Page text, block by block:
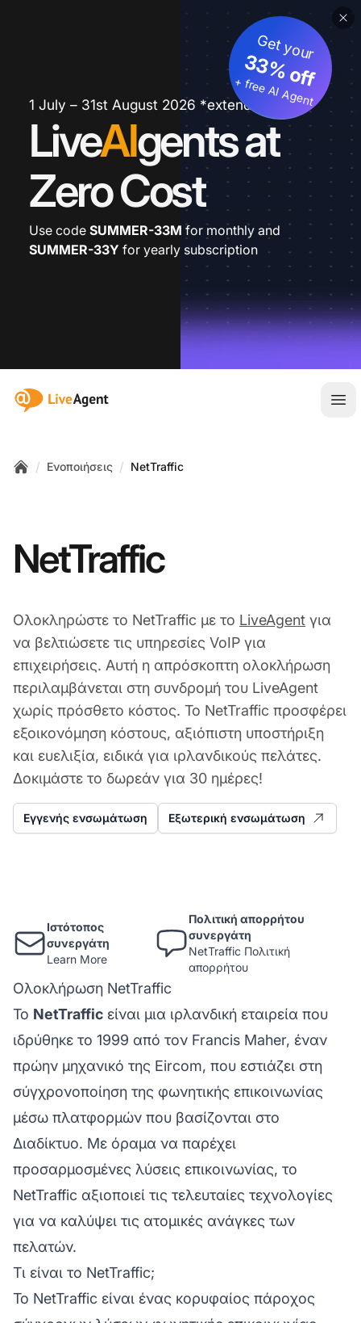
1 July – 31st August 2026 *extended
LiveAIgents at
Zero Cost
Get your
33% off
+ free AI Agent
Use code SUMMER-33M for monthly and
SUMMER-33Y for yearly subscription
:site.title
/ Ενοποιήσεις / NetTraffic
NetTraffic
Ολοκληρώστε το NetTraffic με το LiveAgent για
να βελτιώσετε τις υπηρεσίες VoIP για
επιχειρήσεις. Αυτή η απρόσκοπτη ολοκλήρωση
περιλαμβάνεται στη συνδρομή του LiveAgent
χωρίς πρόσθετο κόστος. Το NetTraffic προσφέρει
εξοικονόμηση κόστους, αξιόπιστη υποστήριξη
και ευελιξία, ειδικά για ιρλανδικούς πελάτες.
Δοκιμάστε το δωρεάν για 30 ημέρες!
Εγγενής ενσωμάτωση Εξωτερική ενσωμάτωση
Ιστότοπος
συνεργάτη
Learn More
Πολιτική απορρήτου
συνεργάτη
NetTraffic Πολιτική
απορρήτου
Ολοκλήρωση NetTraffic
Το NetTraffic είναι μια ιρλανδική εταιρεία που
ιδρύθηκε το 1999 από τον Francis Maher, έναν
πρώην μηχανικό της Eircom, που εστιάζει στη
σύγχρονοποίηση της φωνητικής επικοινωνίας
μέσω πλατφορμών που βασίζονται στο
Διαδίκτυο. Με όραμα να παρέχει
προσαρμοσμένες λύσεις επικοινωνίας, το
NetTraffic αξιοποιεί τις τελευταίες τεχνολογίες
για να καλύψει τις ατομικές ανάγκες των
πελατών.
Τι είναι το NetTraffic;
Το NetTraffic είναι ένας κορυφαίος πάροχος